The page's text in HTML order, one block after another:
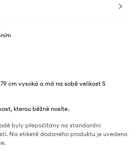
cm vysoká a má na sobě velikost S
kterou běžně nosíte.
byly přepočítány na standardní
Na etiketě dodaného produktu je uvedeno